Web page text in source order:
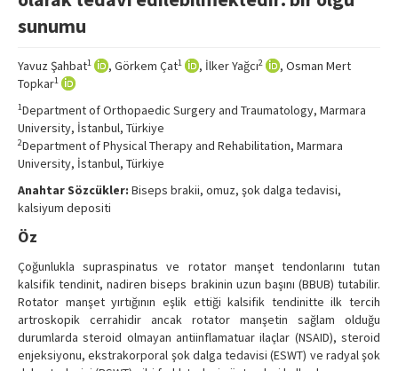
Instructions to Authors
Copyright Transfer Form
Contact Us
sunumu
Yavuz Şahbat1 , Görkem Çat1 , İlker Yağcı2
, Osman Mert
Topkar1
1Department of Orthopaedic Surgery and Traumatology, Marmara
University, İstanbul, Türkiye
2Department of Physical Therapy and Rehabilitation, Marmara
University, İstanbul, Türkiye
Anahtar Sözcükler: Biseps brakii, omuz, şok dalga tedavisi,
kalsiyum depositi
Öz
Çoğunlukla supraspinatus ve rotator manşet tendonlarını tutan
kalsifik tendinit, nadiren biseps brakinin uzun başını (BBUB) tutabilir.
Rotator manşet yırtığının eşlik ettiği kalsifik tendinitte ilk tercih
artroskopik cerrahidir ancak rotator manşetin sağlam olduğu
durumlarda steroid olmayan antiinflamatuar ilaçlar (NSAID), steroid
enjeksiyonu, ekstrakorporal şok dalga tedavisi (ESWT) ve radyal şok